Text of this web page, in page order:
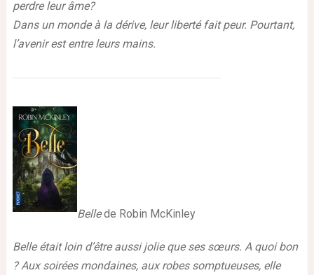
perdre leur âme?
Dans un monde à la dérive, leur liberté fait peur. Pourtant,
l’avenir est entre leurs mains.
Bellede Robin McKinley
Belle était loin d’être aussi jolie que ses sœurs. A quoi bon
? Aux soirées mondaines, aux robes somptueuses, elle